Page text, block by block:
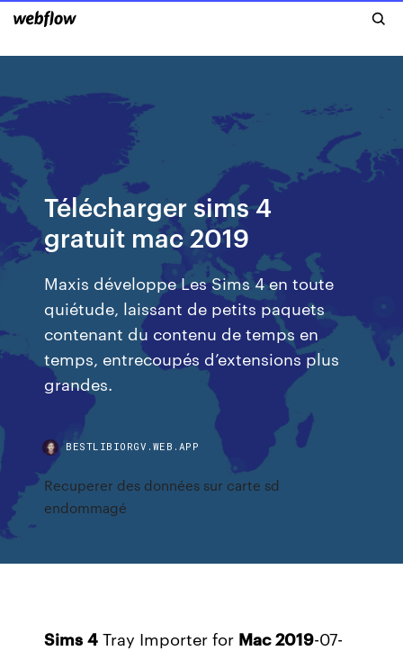
Télécharger sims 4
gratuit mac 2019
Maxis développe Les Sims 4 en toute
quiétude, laissant de petits paquets
contenant du contenu de temps en
temps, entrecoupés d’extensions plus
grandes.
BESTLIBIORGV.WEB.APP
Recuperer des données sur carte sd
endommagé
Sims 4 Tray Importer for Mac 2019-07-